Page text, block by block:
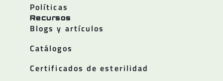
Políticas
Recursos
Blogs y artículos
Catálogos
Certificados de esterilidad